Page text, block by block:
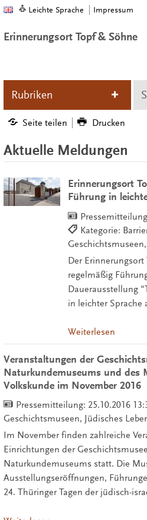
Leichte Sprache Impressum
Erinnerungsort Topf & Söhne
Rubriken
Seite teilen Drucken
Aktuelle Meldungen
Erinnerungsort
Führung in
Kategorie:
Der
regelmäßig
Dauerausstellung
in leichter Sprache
Weiterlesen
Veranstaltungen der
Naturkundemuseums und des
Volkskunde im November 2016
Pressemitteilung: 25.10.2016
Geschichtsmuseen, Jüdisches
Im November finden zahlreiche
Einrichtungen der
Naturkundemuseums statt. Die
Ausstellungseröffnungen,
24. Thüringer Tagen der jüdisch-